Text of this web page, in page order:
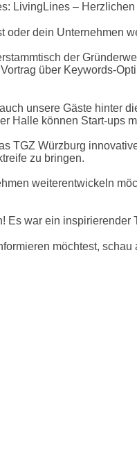
LivingLines –
oder dein Unternehmen
der
über Keywords-
unsere Gäste hinter
Halle können Start-ups
TGZ Würzburg
zu bringen.
weiterentwickeln
Es war ein
möchtest,